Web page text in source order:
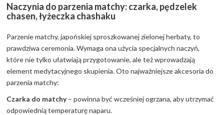
Naczynia do parzenia matchy: czarka, pędzelek
chasen, łyżeczka chashaku
Parzenie matchy, japońskiej sproszkowanej zielonej herbaty, to
prawdziwa ceremonia. Wymaga ona użycia specjalnych naczyń,
które nie tylko ułatwiają przygotowanie, ale też wprowadzają
element medytacyjnego skupienia. Oto najważniejsze akcesoria do
parzenia matchy:
Czarka do matchy– powinna być wcześniej ogrzana, aby utrzymać
odpowiednią temperaturę naparu.